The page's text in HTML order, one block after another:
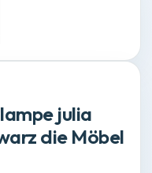
julia
die Möbel